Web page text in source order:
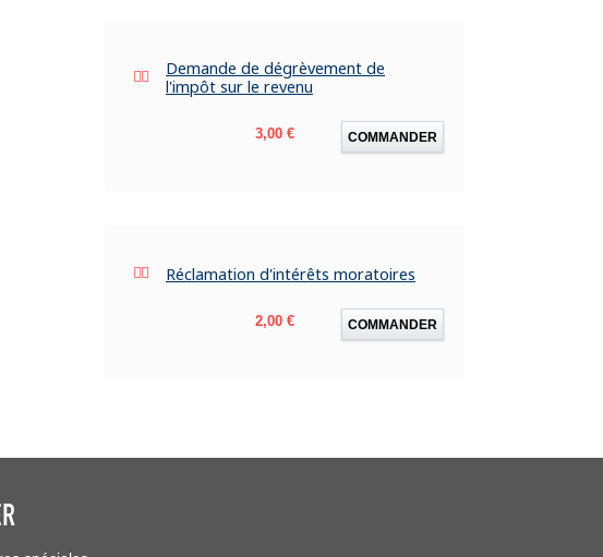
Demande de dégrèvement de
l'impôt sur le revenu
Prix
3,00 € COMMANDER
Réclamation d'intérêts moratoires
Prix
2,00 € COMMANDER